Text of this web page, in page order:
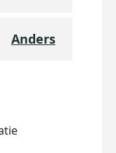
Anders